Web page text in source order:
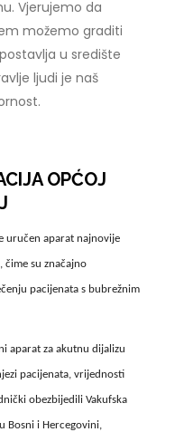
Vjerujemo da
možemo graditi
u središte
ljudi je naš
OPĆOJ
uručen aparat najnovije
čime su značajno
pacijenata s bubrežnim
aparat za akutnu dijalizu
pacijenata, vrijednosti
obezbijedili Vakufska
Bosni i Hercegovini,